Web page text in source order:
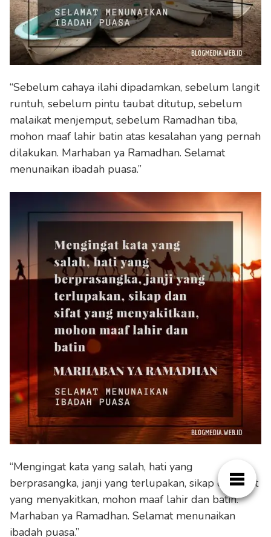
“Sebelum cahaya ilahi dipadamkan, sebelum langit
runtuh, sebelum pintu taubat ditutup, sebelum
malaikat menjemput, sebelum Ramadhan tiba,
mohon maaf lahir batin atas kesalahan yang pernah
dilakukan. Marhaban ya Ramadhan. Selamat
menunaikan ibadah puasa.”
“Mengingat kata yang salah, hati yang
berprasangka, janji yang terlupakan, sikap dan sifat
yang menyakitkan, mohon maaf lahir dan batin.
Marhaban ya Ramadhan. Selamat menunaikan
ibadah puasa.”